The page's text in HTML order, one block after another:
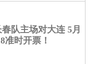
队主场对大连 5月
准时开票！